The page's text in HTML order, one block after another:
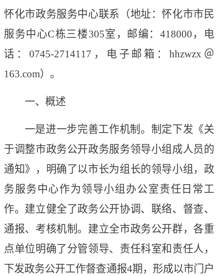
怀化市政务服务中心联系（地址：怀化市市民
服务中心C栋三楼305室，邮编：418000，电
话：0745-2714117，电子邮箱：hhzwzx＠
163.com）。
一、概述
一是进一步完善工作机制。制定下发《关
于调整市政务公开政务服务领导小组成人员的
通知》，明确了以市长为组长的领导小组，政
务服务中心作为领导小组办公室责任日常工
作。建立健全了政务公开协调、联络、督查、
通报、考核机制。建立全市政务公开群，各重
点单位明确了分管领导、责任科室和责任人，
下发政务公开工作督查通报4期，形成以市门户